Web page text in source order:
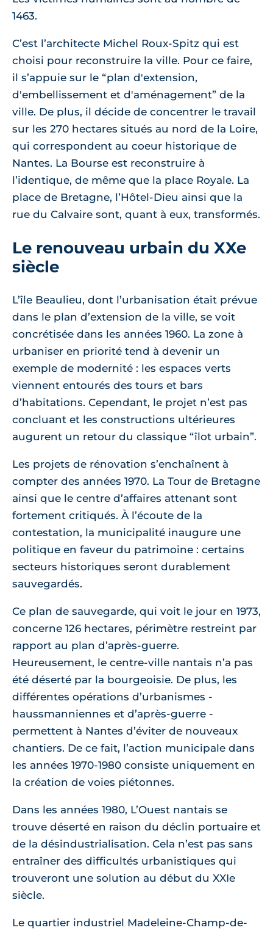
1463.
C’est l’architecte Michel Roux-Spitz qui est
choisi pour reconstruire la ville. Pour ce faire,
il s’appuie sur le “plan d'extension,
d'embellissement et d'aménagement” de la
ville. De plus, il décide de concentrer le travail
sur les 270 hectares situés au nord de la Loire,
qui correspondent au coeur historique de
Nantes. La Bourse est reconstruire à
l’identique, de même que la place Royale. La
place de Bretagne, l’Hôtel-Dieu ainsi que la
rue du Calvaire sont, quant à eux, transformés.
Le renouveau urbain du XXe
siècle
L’île Beaulieu, dont l’urbanisation était prévue
dans le plan d’extension de la ville, se voit
concrétisée dans les années 1960. La zone à
urbaniser en priorité tend à devenir un
exemple de modernité : les espaces verts
viennent entourés des tours et bars
d’habitations. Cependant, le projet n’est pas
concluant et les constructions ultérieures
augurent un retour du classique “îlot urbain”.
Les projets de rénovation s’enchaînent à
compter des années 1970. La Tour de Bretagne
ainsi que le centre d’affaires attenant sont
fortement critiqués. À l’écoute de la
contestation, la municipalité inaugure une
politique en faveur du patrimoine : certains
secteurs historiques seront durablement
sauvegardés.
Ce plan de sauvegarde, qui voit le jour en 1973,
concerne 126 hectares, périmètre restreint par
rapport au plan d’après-guerre.
Heureusement, le centre-ville nantais n’a pas
été déserté par la bourgeoisie. De plus, les
différentes opérations d’urbanismes -
haussmanniennes et d’après-guerre -
permettent à Nantes d’éviter de nouveaux
chantiers. De ce fait, l’action municipale dans
les années 1970-1980 consiste uniquement en
la création de voies piétonnes.
Dans les années 1980, L’Ouest nantais se
trouve déserté en raison du déclin portuaire et
de la désindustrialisation. Cela n’est pas sans
entraîner des difficultés urbanistiques qui
trouveront une solution au début du XXIe
siècle.
Le quartier industriel Madeleine-Champ-de-